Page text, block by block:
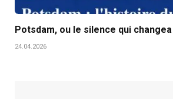
Potsdam, ou le silence qui
24.04.2026